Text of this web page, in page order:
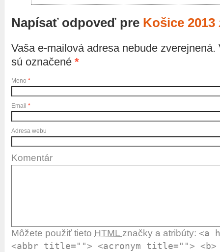
Napísať odpoveď pre Košice 2013
Vaša e-mailová adresa nebude zverejnená.
sú označené *
Meno *
Email *
Adresa webu
Komentár
Môžete použiť tieto HTML značky a atribúty: <a
<abbr title=""> <acronym title=""> <b>